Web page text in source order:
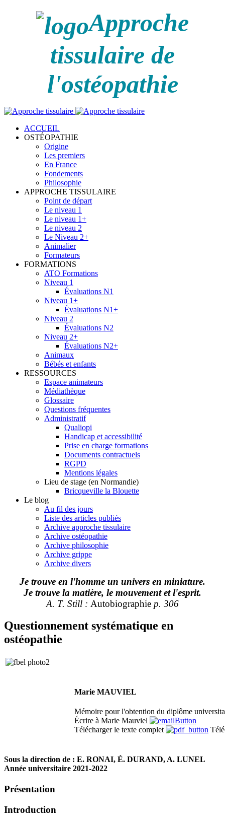
Approche
tissulaire de
l'ostéopathie
ACCUEIL
OSTÉOPATHIE
Origine
Les premiers
En France
Fondements
Philosophie
APPROCHE TISSULAIRE
Point de départ
Le niveau 1
Le niveau 1+
Le niveau 2
Le Niveau 2+
Animalier
Formateurs
FORMATIONS
ATO Formations
Niveau 1
Évaluations N1
Niveau 1+
Évaluations N1+
Niveau 2
Évaluations N2
Niveau 2+
Évaluations N2+
Animaux
Bébés et enfants
RESSOURCES
Espace animateurs
Médiathèque
Glossaire
Questions fréquentes
Administratif
Qualiopi
Handicap et accessibilité
Prise en charge formations
Documents contractuels
RGPD
Mentions légales
Lieu de stage (en Normandie)
Bricqueville la Blouette
Le blog
Au fil des jours
Liste des articles publiés
Archive approche tissulaire
Archive ostéopathie
Archive philosophie
Archive grippe
Archive divers
Je trouve en l'homme un univers en miniature.
Je trouve la matière, le mouvement et l'esprit.
A. T. Still : Autobiographie p. 306
Questionnement systématique en
ostéopathie
Marie MAUVIEL
Mémoire pour l'obtention du diplôme
Écrire à Marie Mauviel
Télécharger le texte complet
Sous la direction de : E. RONAI, É. DURAND, A. LUNEL
Année universitaire 2021-2022
Présentation
Introduction